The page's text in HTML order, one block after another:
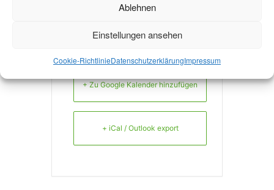
Ablehnen
Einstellungen ansehen
Cookie-RichtlinieDatenschutzerklärungImpressum
+ Zu Google Kalender hinzufügen
+ iCal / Outlook export